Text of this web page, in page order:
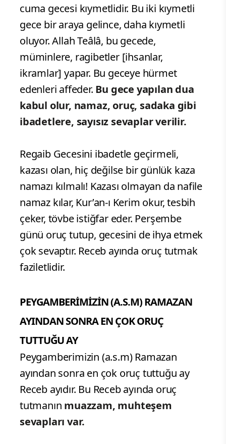
cuma gecesi kıymetlidir. Bu iki kıymetli
gece bir araya gelince, daha kıymetli
oluyor. Allah Teâlâ, bu gecede,
müminlere, ragibetler [ihsanlar,
ikramlar] yapar. Bu geceye hürmet
edenleri affeder. Bu gece yapılan dua
kabul olur, namaz, oruç, sadaka gibi
ibadetlere, sayısız sevaplar verilir.
Regaib Gecesini ibadetle geçirmeli,
kazası olan, hiç değilse bir günlük kaza
namazı kılmalı! Kazası olmayan da nafile
namaz kılar, Kur’an-ı Kerim okur, tesbih
çeker, tövbe istiğfar eder. Perşembe
günü oruç tutup, gecesini de ihya etmek
çok sevaptır. Receb ayında oruç tutmak
faziletlidir.
PEYGAMBERİMİZİN (A.S.M) RAMAZAN
AYINDAN SONRA EN ÇOK ORUÇ
TUTTUĞU AY
Peygamberimizin (a.s.m) Ramazan
ayından sonra en çok oruç tuttuğu ay
Receb ayıdır. Bu Receb ayında oruç
tutmanın muazzam, muhteşem
sevapları var.